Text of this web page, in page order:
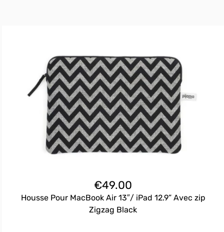
€49.00
Housse Pour MacBook Air 13″/ iPad 12.9” Avec zip
Zigzag Black